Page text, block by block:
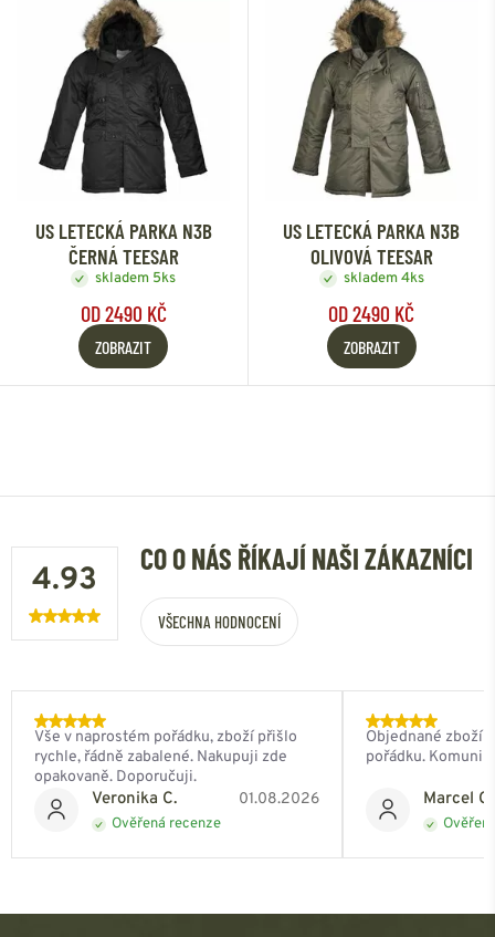
US LETECKÁ PARKA N3B
ČERNÁ TEESAR
skladem 5ks
OD 2490 KČ
ZOBRAZIT
US LETECKÁ PARKA N3B
OLIVOVÁ TEESAR
skladem 4ks
OD 2490 KČ
ZOBRAZIT
4.93
CO O NÁS ŘÍKAJÍ NAŠI ZÁKAZNÍCI
VŠECHNA HODNOCENÍ
Veronika C. 01.08.2026
Ověřená recenze
Vše v naprostém pořádku, zboží přišlo
rychle, řádně zabalené. Nakupuji zde
opakovaně. Doporučuji.
Marcel
Objednané zboží
pořádku.